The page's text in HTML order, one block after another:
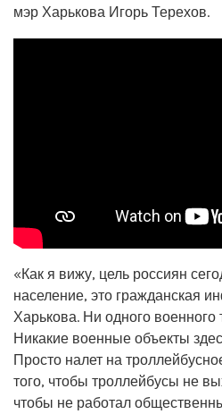
мэр Харькова Игорь Терехов.
«Как я вижу, цель россиян
население, это гражданская
Харькова. Ни одного военного
Никакие военные объекты
Просто налет на
того, чтобы троллейбусы не
чтобы не работал